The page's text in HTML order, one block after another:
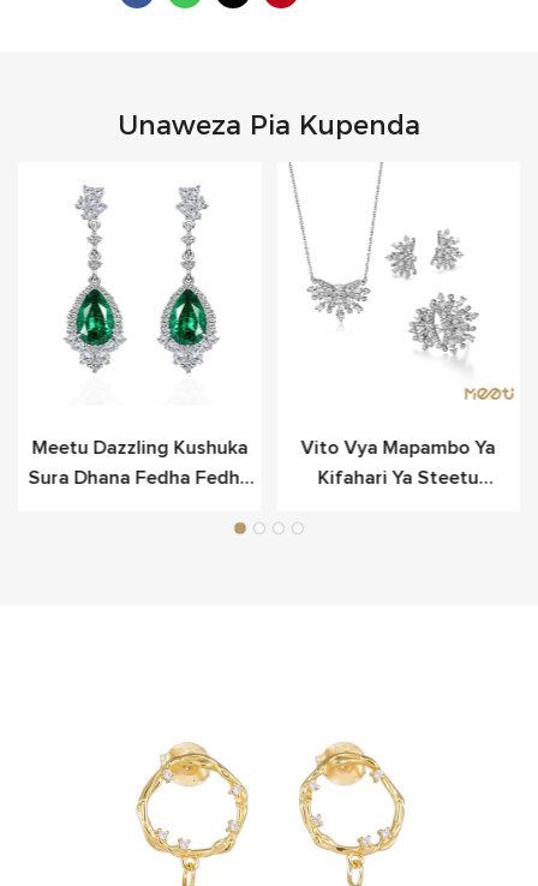
Unaweza Pia Kupenda
Meetu Dazzling Kushuka
Sura Dhana Fedha Fedha
Vito Vya Mapambo Ya
Kifahari Ya Steetu